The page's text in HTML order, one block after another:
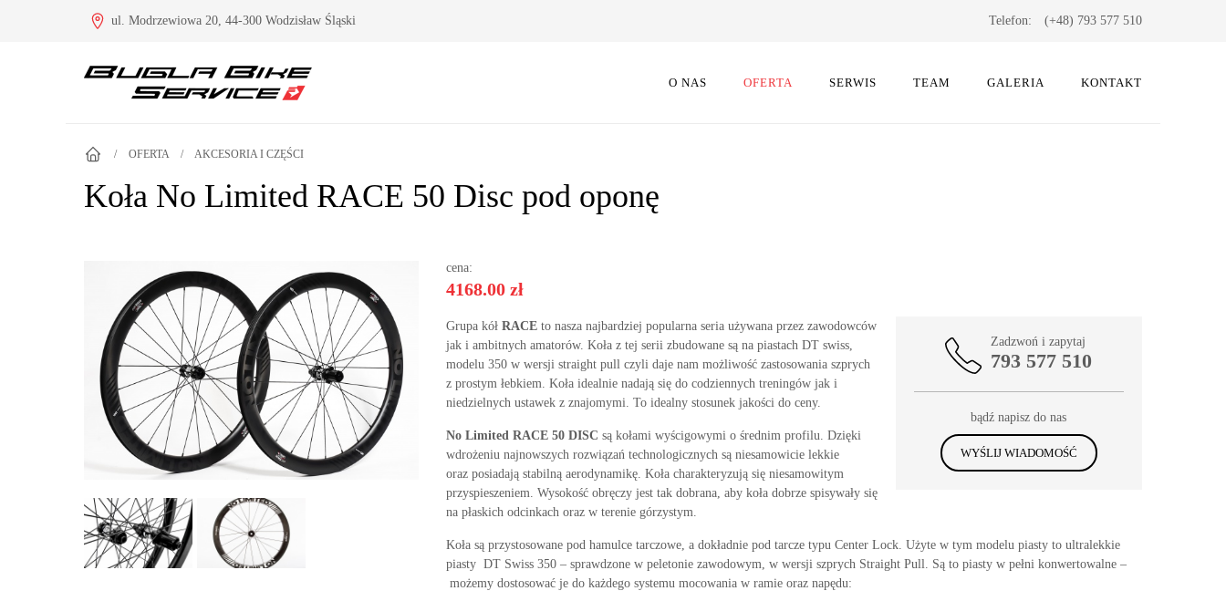
ul. Modrzewiowa 20, 44-300 Wodzisław Śląski Telefon: (+48) 793 577 510
O NAS OFERTA SERWIS TEAM GALERIA KONTAKT
/ OFERTA / AKCESORIA I CZĘŚCI
Koła No Limited RACE 50 Disc pod oponę
cena:
4168.00 zł
Zadzwoń i zapytaj
793 577 510
bądź napisz do nas
WYŚLIJ WIADOMOŚĆ
Grupa kółRACEto nasza najbardziej popularna seria używana przez zawodowców
jak i ambitnych amatorów. Koła z tej serii zbudowane są na piastach DT swiss,
modelu 350 w wersji straight pull czyli daje nam możliwość zastosowania szprych
z prostym łebkiem. Koła idealnie nadają się do codziennych treningów jak i
niedzielnych ustawek z znajomymi. To idealny stosunek jakości do ceny.
No Limited RACE 50 DISC są kołami wyścigowymi o średnim profilu. Dzięki
wdrożeniu najnowszych rozwiązań technologicznych są niesamowicie lekkie
oraz posiadają stabilną aerodynamikę. Koła charakteryzują się niesamowitym
przyspieszeniem. Wysokość obręczy jest tak dobrana, aby koła dobrze spisywały się
na płaskich odcinkach oraz w terenie górzystym.
Koła są przystosowane pod hamulce tarczowe, a dokładnie pod tarcze typu Center Lock. Użyte w tym modelu piasty to ultralekkie
piasty DT Swiss 350 – sprawdzone w peletonie zawodowym, w wersji szprych Straight Pull. Są to piasty w pełni konwertowalne –
możemy dostosować je do każdego systemu mocowania w ramie oraz napędu: